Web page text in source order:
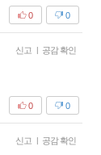
0
0
신고 | 공감 확인
0
0
신고 | 공감 확인